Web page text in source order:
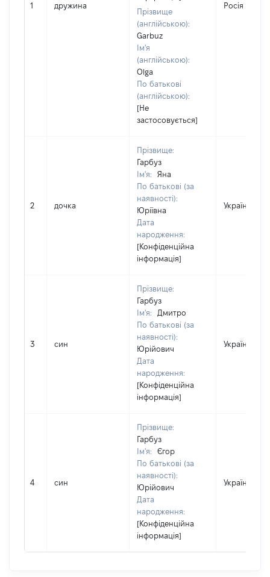
1 дружина
Прізвище
(англійською):
Garbuz
Ім'я
(англійською):
Olga
По батькові
(англійською):
[Не
застосовується]
Росія
2 дочка
Прізвище:
Гарбуз
Ім'я:
Яна
По батькові (за
наявності):
Юріївна
Дата
народження:
[Конфіденційна
інформація]
Україна
3 син
Прізвище:
Гарбуз
Ім'я:
Дмитро
По батькові (за
наявності):
Юрійович
Дата
народження:
[Конфіденційна
інформація]
Україна
4 син
Прізвище:
Гарбуз
Ім'я:
Єгор
По батькові (за
наявності):
Юрійович
Дата
народження:
[Конфіденційна
інформація]
Україна